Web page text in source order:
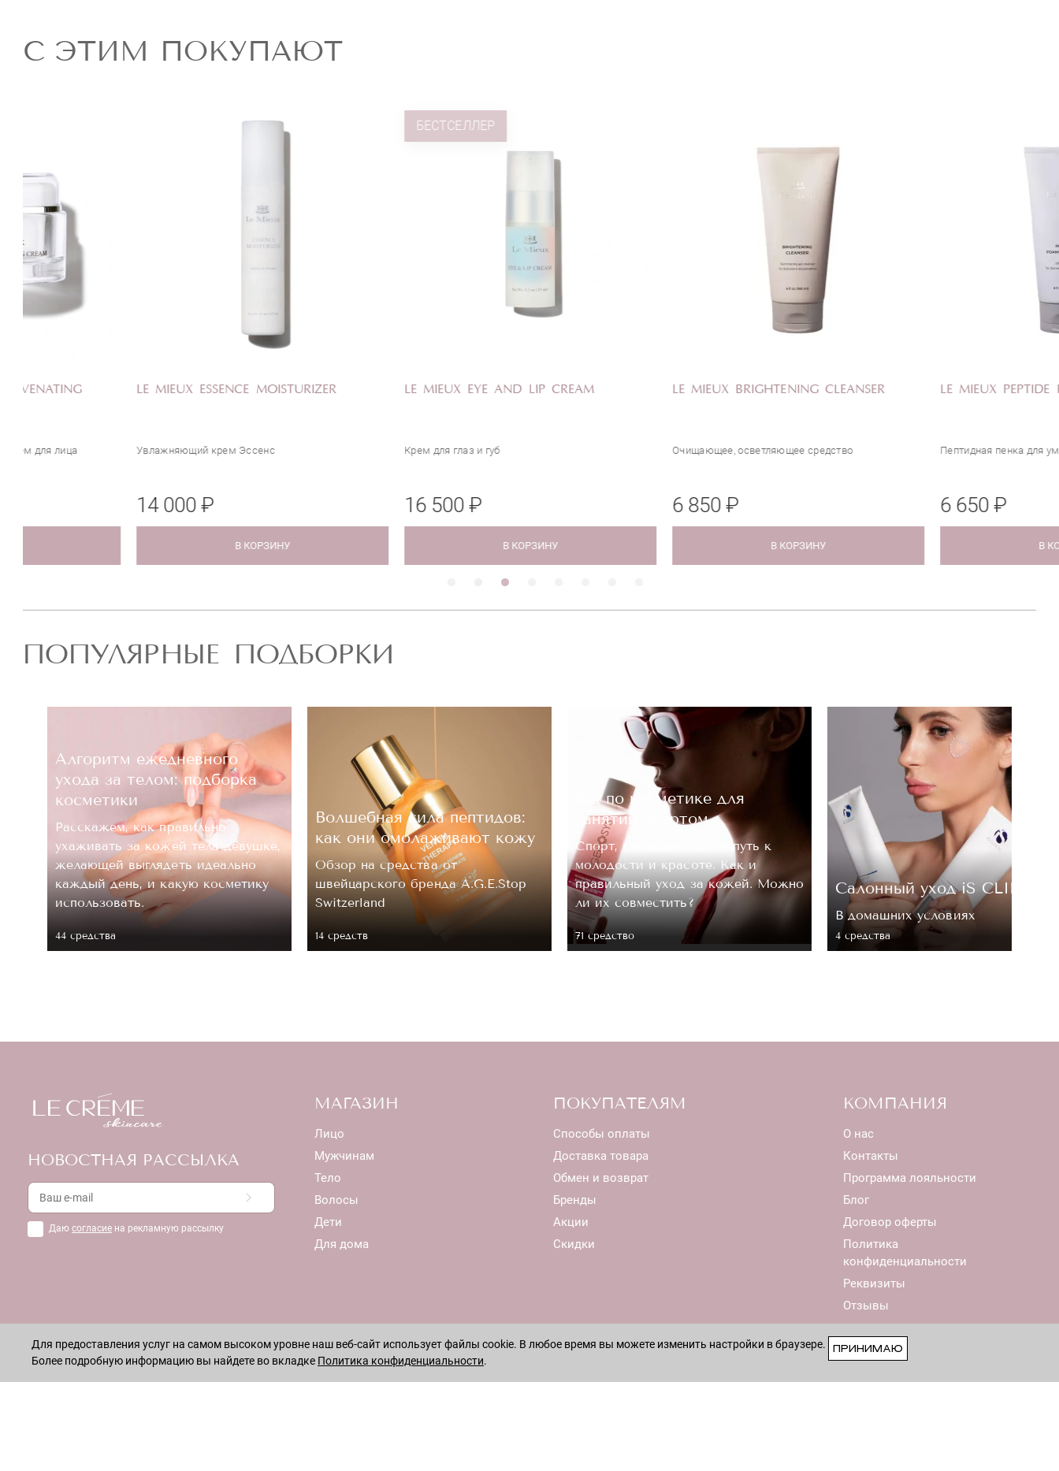
Отправить
С ЭТИМ ПОКУПАЮТ
LE MIEUX ESSENCE MOISTURIZER
Увлажняющий крем Эссенс
LE MIEUX EYE AND LIP CREAM LE MIEUX BRIGHTENING CLEANSER
Очищающее, осветляющее средство
LE MIEUX PEPTIDE FOAM CLEANSER
Пептидная пенка для умывания
ПОПУЛЯРНЫЕ ПОДБОРКИ
Алгоритм ежедневного
ухода за телом: подборка
косметики
Расскажем, как правильно
ухаживать за кожей тела девушке,
желающей выглядеть идеально
каждый день, и какую косметику
использовать.
44 средствa
Волшебная сила пептидов:
как они омолаживают кожу
Обзор на средства от
швейцарского бренда A.G.E.Stop
Switzerland
14 средств
Гид по косметике для
занятий спортом
Спорт, как известно, — путь к
молодости и красоте. Как и
правильный уход за кожей. Можно
ли их совместить?
71 средство
Cалонный уход iS
В домашних условиях
4 средствa
НОВОСТНАЯ РАССЫЛКА
Даю согласие на рекламную рассылку
МАГАЗИН
Лицо
Мужчинам
Тело
Волосы
Дети
Для дома
ПОКУПАТЕЛЯМ
Способы оплаты
Доставка товара
Обмен и возврат
Бренды
Акции
Скидки
КОМПАНИЯ
О нас
Контакты
Программа лояльности
Блог
Договор оферты
Политика
конфиденциальности
Реквизиты
Отзывы
ОСТАВАЙТЕСЬ НА СВЯЗИ!
Для предоставления услуг на самом высоком уровне наш веб-сайт использует файлы cookie. В любое время вы можете изменить настройки в браузере.
Более подробную информацию вы найдете во вкладке Политика конфиденциальности.
ПРИНИМАЮ